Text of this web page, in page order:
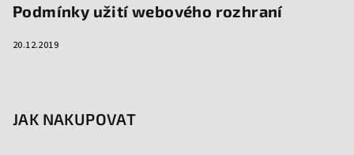
Podmínky užití webového rozhraní
20.12.2019
JAK NAKUPOVAT